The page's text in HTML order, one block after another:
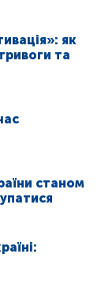
як
та
станом